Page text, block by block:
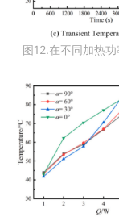
图12.在不同加热